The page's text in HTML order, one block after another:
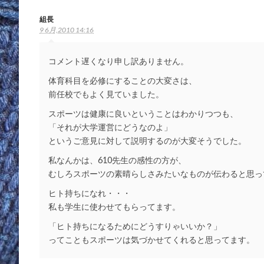
組長
9 6月,2010 14:16
コメント遅くなり申し訳ありません。
体育科目を必修にすることの大変さは、
前任校でもよく見ていました。
スポーツは健康に良いということはわかりつつも、
「それが大学運営にどうなのよ」
というご意見に対して説明するのが大変そうでした。
私なんかは、610先生の感性の方が、
むしろスポーツの素晴らしさみたいなものが伝わると思
ヒト持ちになれ・・・
私も学生に使わせてもらってます。
「ヒト持ちになるためにどうすりゃいいか？」
ってこともスポーツは気づかせてくれると思ってます。